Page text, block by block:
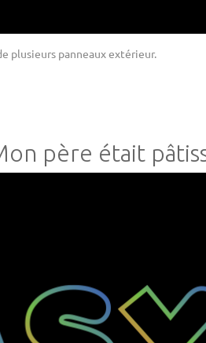
plusieurs panneaux extérieur.
père était